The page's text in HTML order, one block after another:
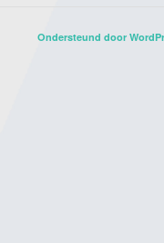
Ondersteund door